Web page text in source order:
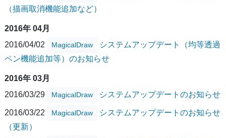
（描画取消機能追加など）
2016年 04月
2016/04/02
MagicalDraw
システムアップデート（均等透過
ペン機能追加等）のお知らせ
2016年 03月
2016/03/29
MagicalDraw システムアップデートのお知らせ
2016/03/22 MagicalDraw
システムアップデートのお知らせ
（更新）